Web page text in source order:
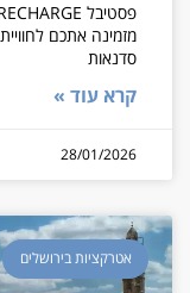
מזמינה אתכם
סדנאות
קרא עוד »
28/01/2026
אטרקציות בירושלים